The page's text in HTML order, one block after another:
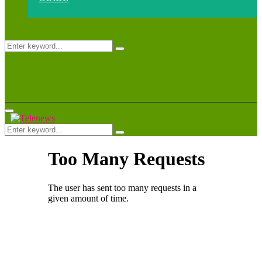
Search
Search
Primary
Menu
Search
for:
Search